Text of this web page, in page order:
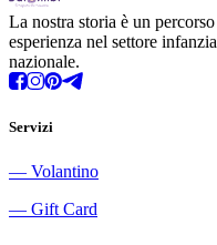
La nostra storia è un
esperienza nel settore
nazionale.
Servizi
― Volantino
― Gift Card